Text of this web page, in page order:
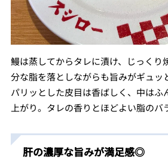
鰻は蒸してからタレに漬け、じっくり
分な脂を落としながらも旨みがギュッ
パリッとした皮目は香ばしく、中はふ
上がり。タレの香りとほどよい脂のバ
肝の濃厚な旨みが満足感◎